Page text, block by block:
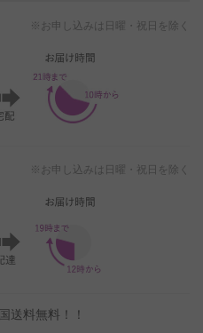
※お申し込みは日曜・祝日を除く
※お申し込みは日曜・祝日を除く
送料無料！！